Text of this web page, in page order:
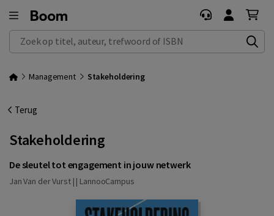
Zoek op titel, auteur, trefwoord of ISBN
Management Stakeholdering
Terug
Stakeholdering
De sleutel tot engagement in jouw netwerk
Jan Van der Vurst | | LannooCampus